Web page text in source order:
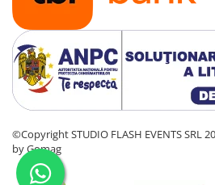
Masini Zapada
Masini Baloane
Masini CO2
Masini artificii
Cabluri și conectori
Cabluri asamblate
©Copyright STUDIO FLASH EVENTS SRL
by Gomag